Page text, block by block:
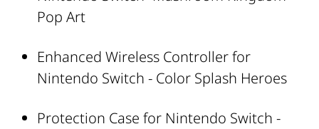
Pop Art
Enhanced Wireless Controller for
Nintendo Switch - Color Splash Heroes
Protection Case for Nintendo Switch -